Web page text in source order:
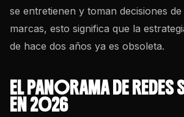
se entretienen y toman decisiones
marcas, esto significa que la
de hace dos años ya es obsoleta.
EL PANORAMA DE
EN 2026